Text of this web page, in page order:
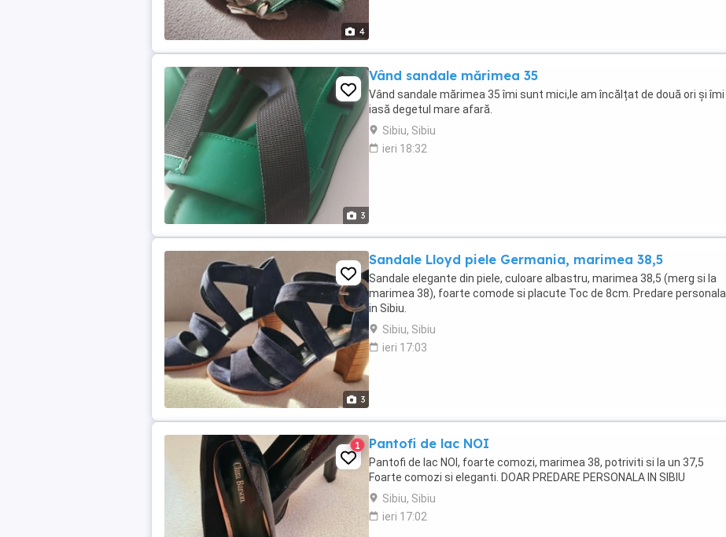
4
3
Vând sandale mărimea 35
Vând sandale mărimea 35 îmi sunt mici,le am încălțat de două ori și îmi
iasă degetul mare afară.
Sibiu, Sibiu
ieri 18:32
3
Sandale Lloyd piele Germania, marimea 38,5
Sandale elegante din piele, culoare albastru, marimea 38,5 (merg si la
marimea 38), foarte comode si placute Toc de 8cm. Predare personala
in Sibiu.
Sibiu, Sibiu
ieri 17:03
1 Pantofi de lac NOI
Pantofi de lac NOI, foarte comozi, marimea 38, potriviti si la un 37,5
Foarte comozi si eleganti. DOAR PREDARE PERSONALA IN SIBIU
Sibiu, Sibiu
ieri 17:02